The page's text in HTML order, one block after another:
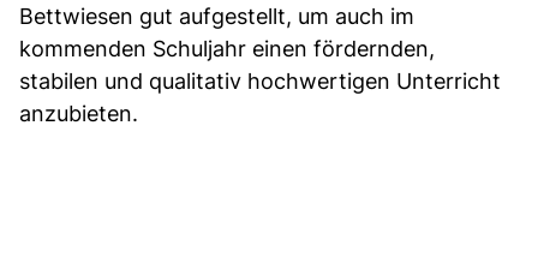
Bettwiesen gut aufgestellt, um auch im
kommenden Schuljahr einen fördernden,
stabilen und qualitativ hochwertigen Unterricht
anzubieten.